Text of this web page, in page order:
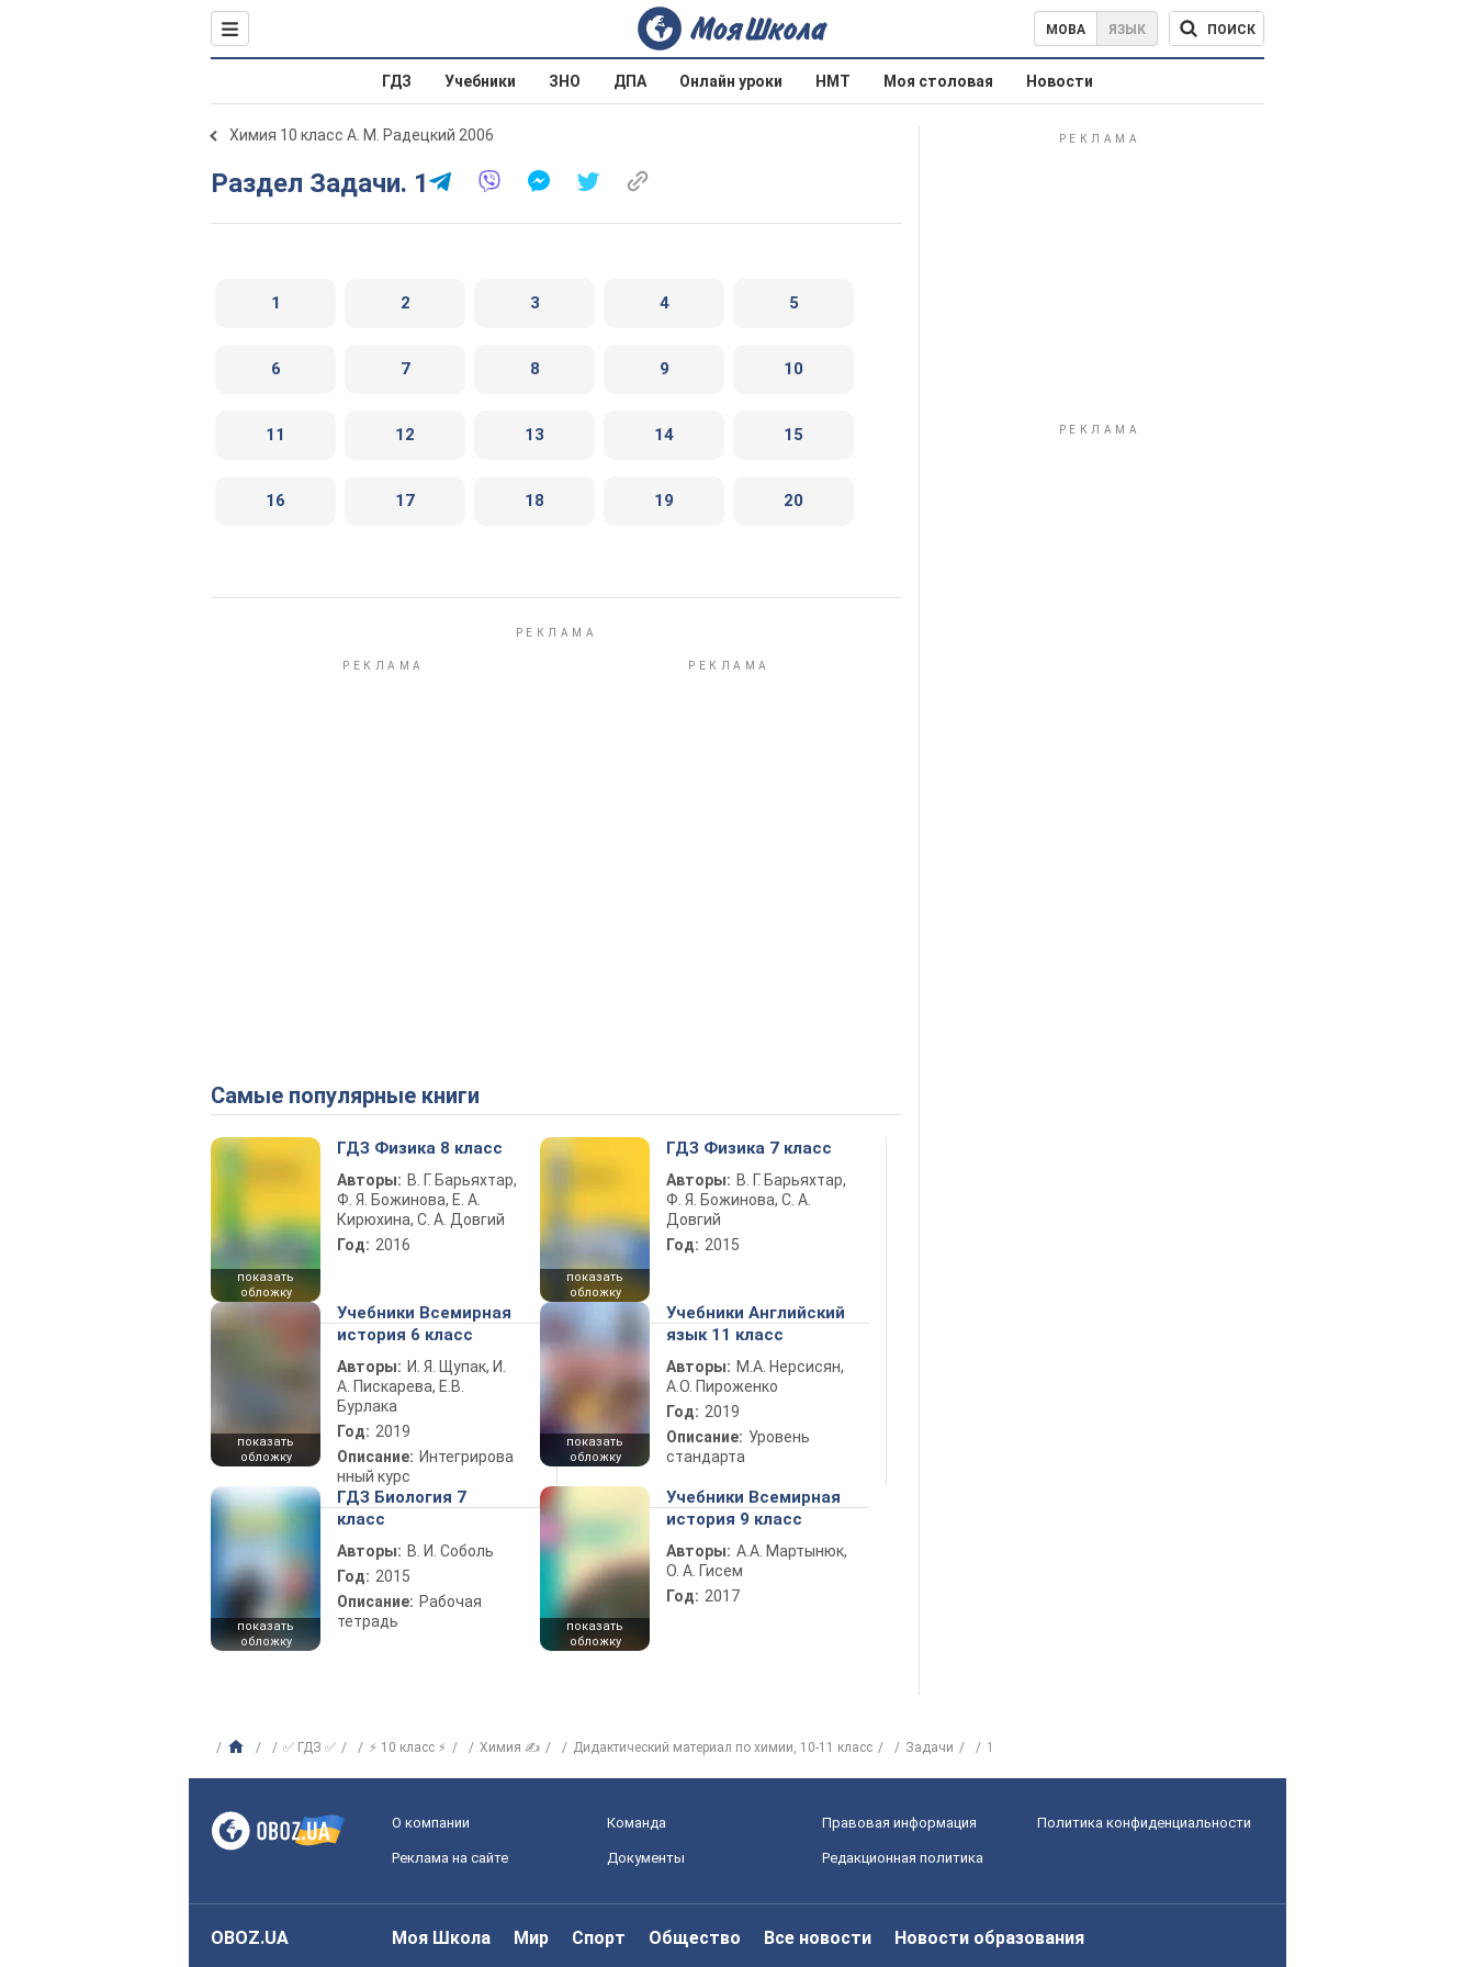
МОВА ЯЗЫК ПОИСК
ГДЗ Учебники ЗНО ДПА Онлайн уроки НМТ Моя столовая Новости
Химия 10 класс А. М. Радецкий 2006
Раздел Задачи. 1
1 2 3 4 5
6 7 8 9 10
11 12 13 14 15
16 17 18 19 20
Самые популярные книги
показать
обложку
ГДЗ Физика 8 класс
Авторы: В. Г. Барьяхтар,
Ф. Я. Божинова, Е. А.
Кирюхина, С. А. Довгий
Год: 2016
показать
обложку
ГДЗ Физика 7 класс
Авторы: В. Г. Барьяхтар,
Ф. Я. Божинова, С. А.
Довгий
Год: 2015
показать
обложку
Учебники Всемирная
история 6 класс
Авторы: И. Я. Щупак, И.
А. Пискарева, Е.В.
Бурлака
Год: 2019
Описание: Интегрирова
нный курс
показать
обложку
Учебники Английский
язык 11 класс
Авторы: М.А. Нерсисян,
А.О. Пироженко
Год: 2019
Описание: Уровень
стандарта
показать
обложку
ГДЗ Биология 7
класс
Авторы: В. И. Соболь
Год: 2015
Описание: Рабочая
тетрадь
показать
обложку
Учебники Всемирная
история 9 класс
Авторы: А.А. Мартынюк,
О. А. Гисем
Год: 2017
✅ ГДЗ ✅ ⚡ 10 класс ⚡ Химия ✍ Дидактический материал по химии, 10-11 класс Задачи 1
О компании Команда Правовая информация Политика конфиденциальности
Реклама на сайте Документы Редакционная политика
OBOZ.UA Моя Школа Мир Спорт Общество Все новости Новости образования